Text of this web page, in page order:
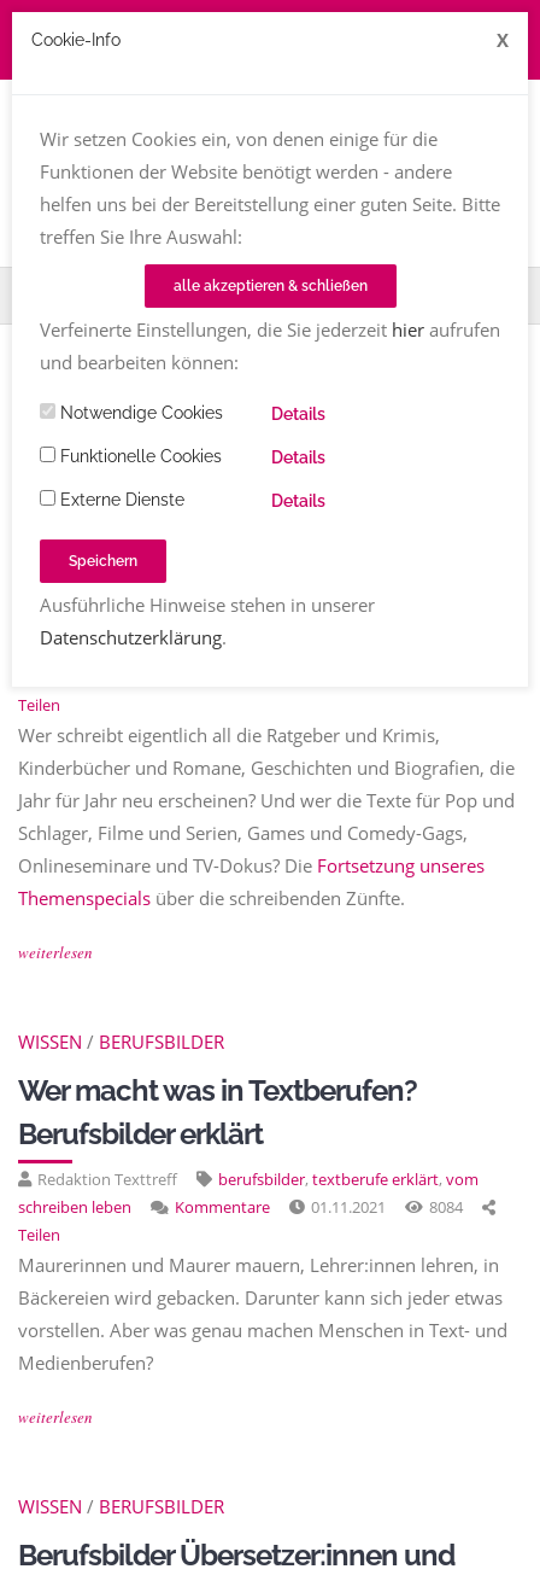
Home TT-Magazin Berufsbilder
WISSEN /BERUFSBILDER
Berufsbilder Autor:innen und
Ghostwriter: Von Liebesroman bis
Beziehungsratgeber
Redaktion Texttreff berufsbilder
Teilen
Wer schreibt eigentlich all die Ratgeber und Krimis,
Kinderbücher und Romane, Geschichten und Biografien, die
Jahr für Jahr neu erscheinen? Und wer die Texte für Pop und
Schlager, Filme und Serien, Games und Comedy-Gags,
Onlineseminare und TV-Dokus? Die Fortsetzung unseres
Themenspecials über die schreibenden Zünfte.
weiterlesen
WISSEN / BERUFSBILDER
Wer macht was in Textberufen?
Berufsbilder erklärt
Redaktion Texttreff berufsbilder, textberufe erklärt, vom
schreiben leben
Kommentare 01.11.2021
8084
Teilen
Maurerinnen und Maurer mauern, Lehrer:innen lehren, in
Bäckereien wird gebacken. Darunter kann sich jeder etwas
vorstellen. Aber was genau machen Menschen in Text- und
Medienberufen?
weiterlesen
WISSEN / BERUFSBILDER
Berufsbilder Übersetzer:innen und
Cookie-Info X
Wir setzen Cookies ein, von denen einige für die
Funktionen der Website benötigt werden - andere
helfen uns bei der Bereitstellung einer guten Seite. Bitte
treffen Sie Ihre Auswahl:
alle akzeptieren & schließen
Verfeinerte Einstellungen, die Sie jederzeit hieraufrufen
und bearbeiten können:
Notwendige Cookies Details
Funktionelle Cookies Details
Externe Dienste Details
Speichern
Ausführliche Hinweise stehen in unserer
Datenschutzerklärung.